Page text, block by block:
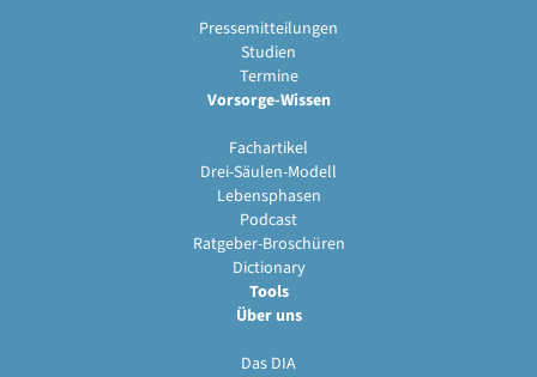
Pressemitteilungen
Studien
Termine
Vorsorge-Wissen
Fachartikel
Drei-Säulen-Modell
Lebensphasen
Podcast
Ratgeber-Broschüren
Dictionary
Tools
Über uns
Das DIA